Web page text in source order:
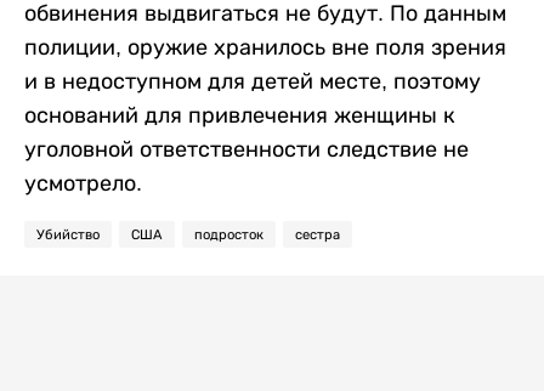
обвинения выдвигаться не будут. По данным
полиции, оружие хранилось вне поля зрения
и в недоступном для детей месте, поэтому
оснований для привлечения женщины к
уголовной ответственности следствие не
усмотрело.
Убийство США подросток сестра